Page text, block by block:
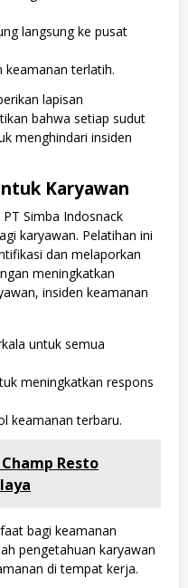
langsung ke pusat
terlatih.
lapisan
bahwa setiap sudut
menghindari insiden
Karyawan
Simba Indosnack
karyawan. Pelatihan ini
dan melaporkan
meningkatkan
insiden keamanan
untuk semua
meningkatkan respons
keamanan terbaru.
Resto
bagi keamanan
pengetahuan karyawan
di tempat kerja.